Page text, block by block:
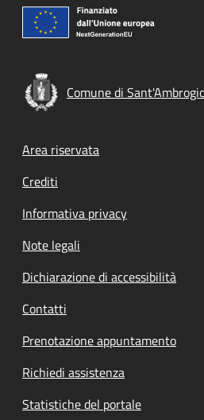
Comune di
Footer menu
Area riservata
Crediti
Informativa privacy
Note legali
Dichiarazione di accessibilità
Contatti
Prenotazione appuntamento
Richiedi assistenza
Statistiche del portale